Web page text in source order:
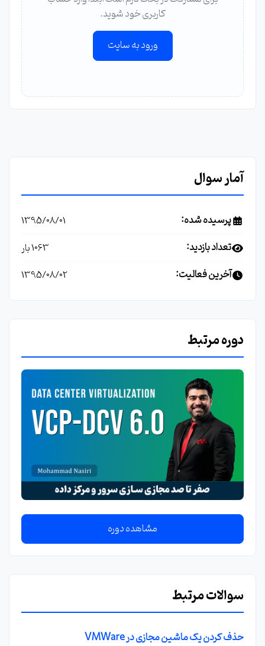
کاربری خود شوید.
ورود به سایت
آمار سوال
پرسیده شده: 1395/08/01
تعداد بازدید: 1063 بار
آخرین فعالیت: 1395/08/02
دوره مرتبط
مشاهده دوره
سوالات مرتبط
حذف کردن یک ماشین مجازی در VMWare